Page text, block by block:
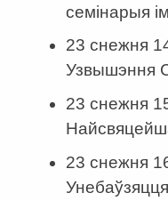
семінарыя
23 снежня
Узвышэння
23 снежня
23 снежня